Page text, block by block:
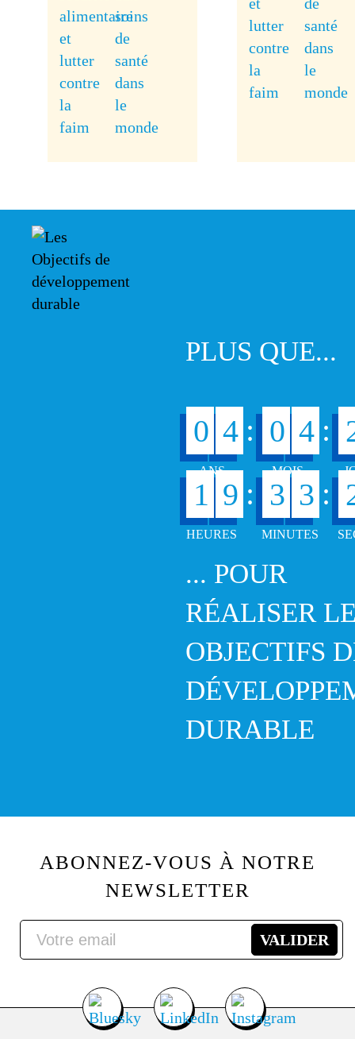
PLUS QUE...
0 4 : 0 4 :
1 9 : 3 3 :
... POUR
RÉALISER
OBJECTIFS
DURABLE
ABONNEZ-VOUS À NOTRE
NEWSLETTER